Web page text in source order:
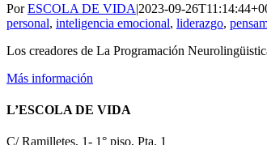
PorESCOLA DE VIDA|2023-09-
personal, inteligencia emocional, liderazgo,
Los creadores de La Programación
Más información
L’ESCOLA DE VIDA
C/ Ramilletes, 1- 1° piso, Pta. 1